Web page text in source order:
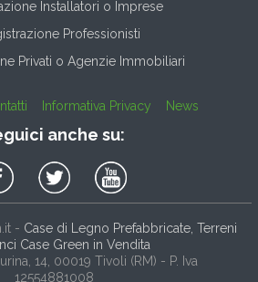
Installatori o Imprese
Professionisti
Privati o Agenzie Immobiliari
Informativa Privacy News
anche su:
- Case di Legno Prefabbricate, Terreni
Case Green in Vendita
14 , 00019 Tivoli (RM) - P. Iva
12554881008